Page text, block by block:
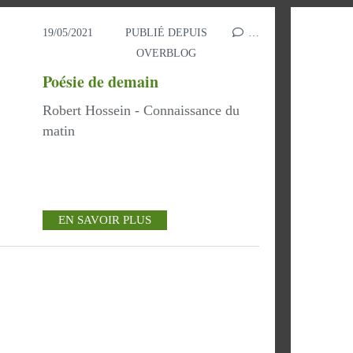
19/05/2021
PUBLIÉ DEPUIS
OVERBLOG
…
Poésie de demain
Robert Hossein - Connaissance du
matin
EN SAVOIR PLUS